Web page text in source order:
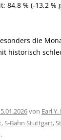
84,8 % (-13,2 %
die
historisch
von Earl Y.
,S-Bahn Stuttgart,